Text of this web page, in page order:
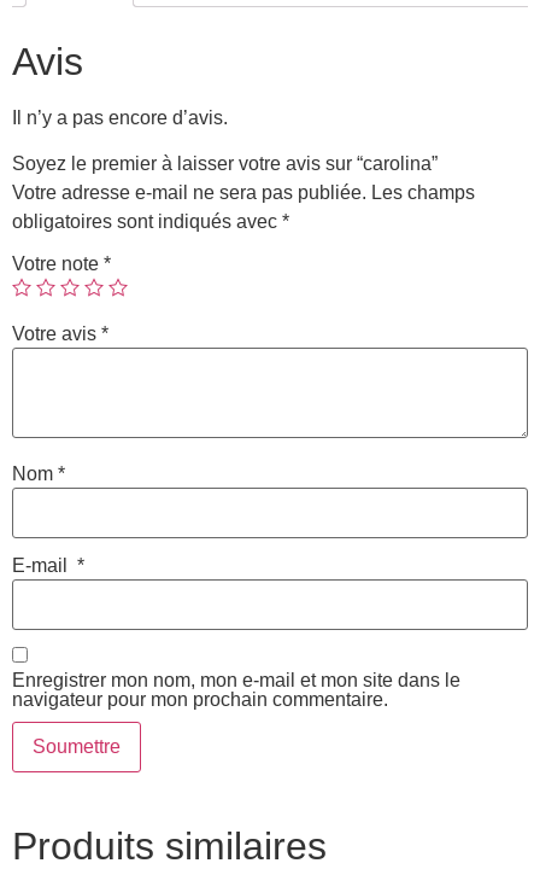
Avis
Il n’y a pas encore d’avis.
Soyez le premier à laisser votre avis sur “carolina”
Votre adresse e-mail ne sera pas publiée. Les champs
obligatoires sont indiqués avec *
Votre note *
Votre avis *
Nom *
E-mail *
Enregistrer mon nom, mon e-mail et mon site dans le
navigateur pour mon prochain commentaire.
Produits similaires